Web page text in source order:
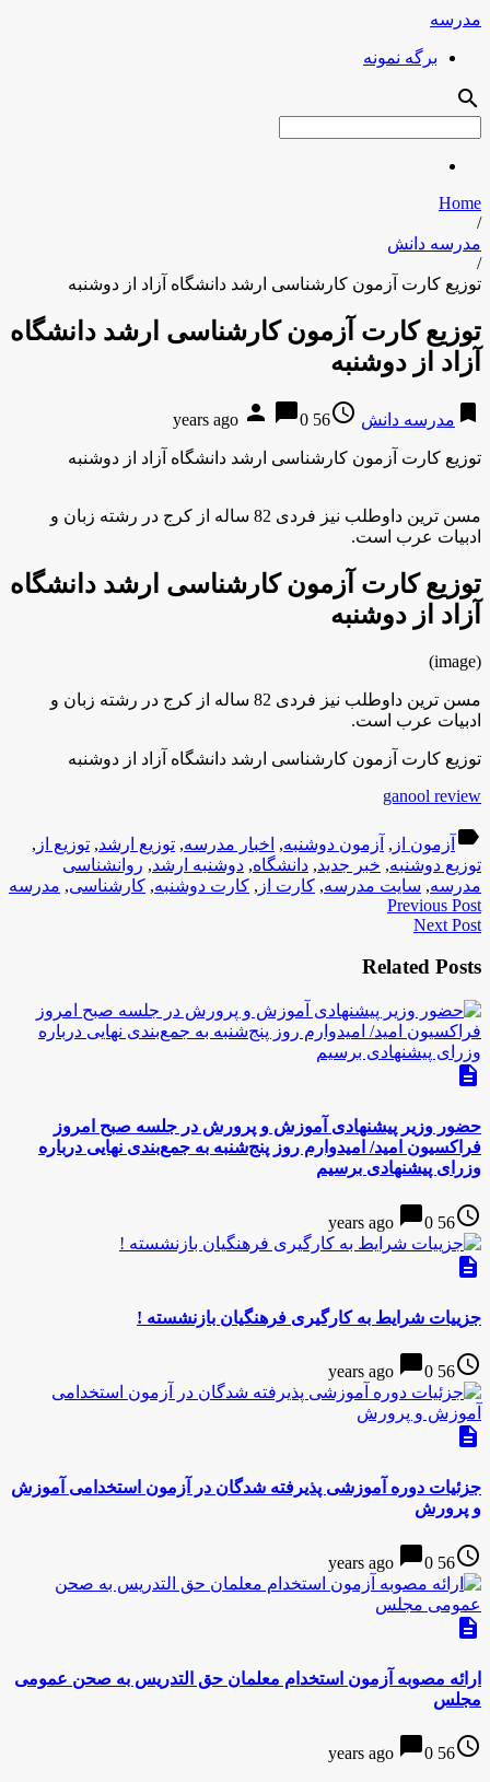
مدرسه
برگه نمونه
search
Home
/
مدرسه دانش
/
توزیع کارت آزمون کارشناسی ارشد دانشگاه آزاد از دوشنبه
توزیع کارت آزمون کارشناسی ارشد دانشگاه
آزاد از دوشنبه
bookmark مدرسه دانش access_time
56 years ago
person chat_bubble0
توزیع کارت آزمون کارشناسی ارشد دانشگاه آزاد از دوشنبه
مسن ترین داوطلب نیز فردی 82 ساله از کرج در رشته زبان و
ادبیات عرب است.
توزیع کارت آزمون کارشناسی ارشد دانشگاه
آزاد از دوشنبه
(image)
مسن ترین داوطلب نیز فردی 82 ساله از کرج در رشته زبان و
ادبیات عرب است.
توزیع کارت آزمون کارشناسی ارشد دانشگاه آزاد از دوشنبه
ganool review
label آزمون از , آزمون دوشنبه, اخبار مدرسه, توزیع ارشد, توزیع از ,
توزیع دوشنبه, خبر جدید, دانشگاه, دوشنبه ارشد, روانشناسی
مدرسه, سایت مدرسه, کارت از , کارت دوشنبه, کارشناسی, مدرسه
Previous Post
Next Post
Related Posts
description
حضور وزیر پیشنهادی آموزش و پرورش در جلسه صبح امروز
فراکسیون امید/ امیدوارم روز پنج‌شنبه به جمع‌بندی نهایی درباره
وزرای پیشنهادی برسیم
access_time
56 years ago
chat_bubble0
description
جزییات شرایط به کارگیری فرهنگیان بازنشسته !
access_time
56 years ago
chat_bubble0
description
جزئیات دوره آموزشی پذیرفته شدگان در آزمون استخدامی آموزش
و پرورش
access_time
56 years ago
chat_bubble0
description
ارائه مصوبه آزمون استخدام معلمان حق التدریس به صحن عمومی
مجلس
access_time
56 years ago
chat_bubble0